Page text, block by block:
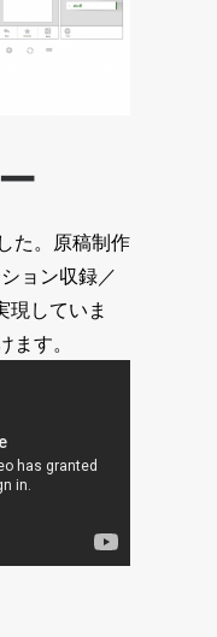
た。原稿制作
ョン収録／
現していま
す。